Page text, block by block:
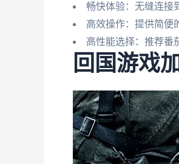
畅快体验：无缝连接
高效操作：提供简便
高性能选择：推荐番
回国游戏